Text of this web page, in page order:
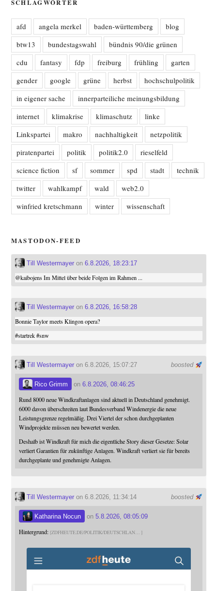
SCHLAGWÖRTER
afd angela merkel baden-württemberg
blog
btw13
bundestagswahl
bündnis 90/die grünen
cdu
fantasy fdp freiburg frühling
garten
gender
google grüne herbst
hochschulpolitik
in eigener sache
innerparteiliche meinungsbildung
internet
klimakrise klimaschutz
linke
Linkspartei
makro nachhaltigkeit
netzpolitik
piratenpartei
politik politik2.0
rieselfeld
science fiction
sf sommer spd stadt
technik
twitter
wahlkampf wald
web2.0
winfried kretschmann
winter wissenschaft
MASTODON-FEED
Till Westermayeron 6.8.2026, 18:23:17
@kaibojensIm Mittel über beide Folgen im Rahmen ...
Till Westermayeron 6.8.2026, 16:58:28
Bonnie Taylor meets Klingon opera?
#startrek #snw
boosted
Till Westermayeron 6.8.2026, 15:07:27
Rico Grimm on 6.8.2026, 08:46:25
Rund 8000 neue Windkraftanlagen sind aktuell in Deutschland genehmigt.
6000 davon überschreiten laut Bundesverband Windenergie die neue
Leistungsgrenze regelmäßig. Drei Viertel der schon durchgeplanten
Windprojekte müssen neu bewertet werden.
Deshalb ist Windkraft für mich die eigentliche Story dieser Gesetze: Solar
verliert Garantien für zukünftige Anlagen. Windkraft verliert sie für bereits
durchgeplante und genehmigte Anlagen.
boosted
Till Westermayeron 6.8.2026, 11:34:14
Katharina Nocun on 5.8.2026, 08:05:09
Hintergrund: ZDFHEUTE.DE/POLITIK/DEUTSCHLAN